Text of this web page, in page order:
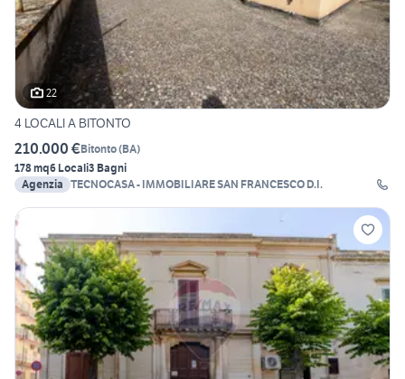
22
4 LOCALI A BITONTO
210.000 €Bitonto(BA)
178 mq6 Locali3 Bagni
Agenzia TECNOCASA - IMMOBILIARE SAN FRANCESCO D.I.